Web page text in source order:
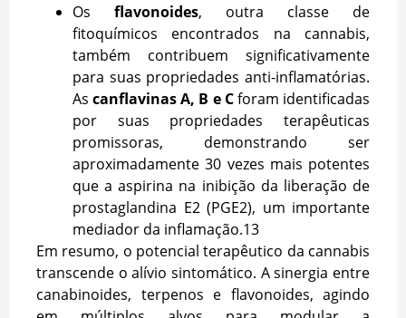
Os flavonoides, outra classe de
fitoquímicos encontrados na cannabis,
também contribuem significativamente
para suas propriedades anti-inflamatórias.
Ascanflavinas A, B e Cforam identificadas
por suas propriedades terapêuticas
promissoras, demonstrando ser
aproximadamente 30 vezes mais potentes
que a aspirina na inibição da liberação de
prostaglandina E2 (PGE2), um importante
mediador da inflamação.13
Em resumo, o potencial terapêutico da cannabis
transcende o alívio sintomático. A sinergia entre
canabinoides, terpenos e flavonoides, agindo